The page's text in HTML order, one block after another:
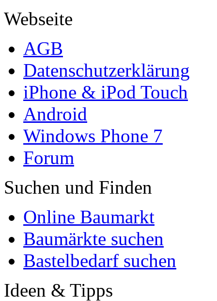
Webseite
AGB
Datenschutzerklärung
iPhone & iPod Touch
Android
Windows Phone 7
Forum
Suchen und Finden
Online Baumarkt
Baumärkte suchen
Bastelbedarf suchen
Ideen & Tipps